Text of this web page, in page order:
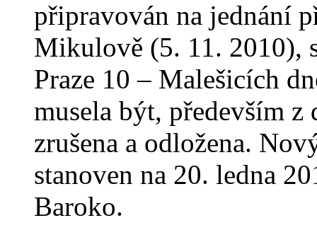
připravován na jednání
Mikulově (5. 11. 2010),
Praze 10 – Malešicích
musela být, především
zrušena a odložena.
stanoven na 20. ledna
Baroko.